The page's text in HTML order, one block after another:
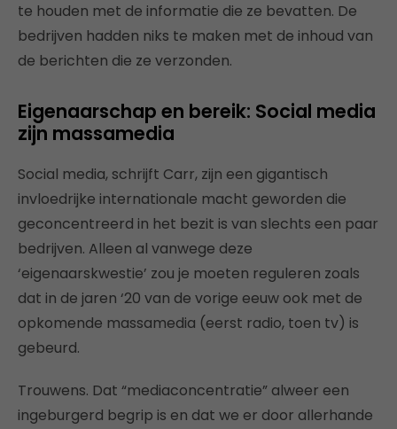
te houden met de informatie die ze bevatten. De
bedrijven hadden niks te maken met de inhoud van
de berichten die ze verzonden.
Eigenaarschap en bereik: Social media
zijn massamedia
Social media, schrijft Carr, zijn een gigantisch
invloedrijke internationale macht geworden die
geconcentreerd in het bezit is van slechts een paar
bedrijven. Alleen al vanwege deze
‘eigenaarskwestie’ zou je moeten reguleren zoals
dat in de jaren ‘20 van de vorige eeuw ook met de
opkomende massamedia (eerst radio, toen tv) is
gebeurd.
Trouwens. Dat “mediaconcentratie” alweer een
ingeburgerd begrip is en dat we er door allerhande